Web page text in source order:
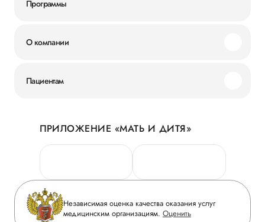
Программы
О компании
Новости
Руководство
Сотрудничество
Инвесторам
Журнал «Мать и дитя»
Пациентам
Личный кабинет
Персональные данные
Горячая линия качества
Вопрос-ответ
Приложение пациента
ПРИЛОЖЕНИЕ «МАТЬ И ДИТЯ»
Независимая оценка качества оказания услуг
медицинским организациям. Оценить